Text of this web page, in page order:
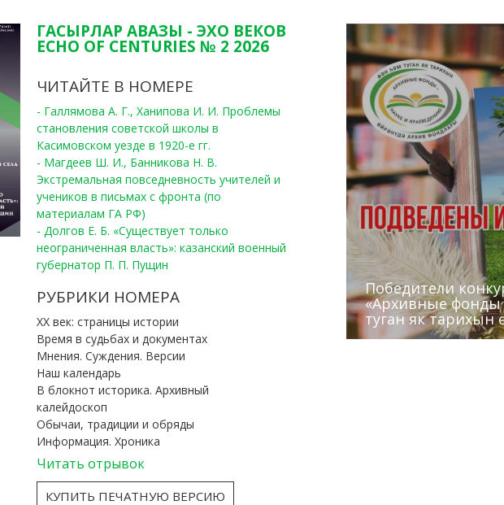
ГАСЫРЛАР АВАЗЫ - ЭХО ВЕКОВ
ECHO OF CENTURIES № 2 2026
ЧИТАЙТЕ В НОМЕРЕ
- Галлямова А. Г., Ханипова И. И. Проблемы
становления советской школы в
Касимовском уезде в 1920-е гг.
- Магдеев Ш. И., Банникова Н. В.
Экстремальная повседневность учителей и
учеников в письмах с фронта (по
материалам ГА РФ)
- Долгов Е. Б. «Существует только
неограниченная власть»: казанский военный
губернатор П. П. Пущин
РУБРИКИ НОМЕРА
ХХ век: страницы истории
Время в судьбах и документах
Мнения. Суждения. Версии
Наш календарь
В блокнот историка. Архивный
калейдоскоп
Обычаи, традиции и обряды
Информация. Хроника
Читать отрывок
КУПИТЬ ПЕЧАТНУЮ ВЕРСИЮ
Победители
«Архивные фонды
туган як тарихын
Архивисты
Госархива
Сотрудники
Эхо веков»
(КХТИ)
«Мир архивов